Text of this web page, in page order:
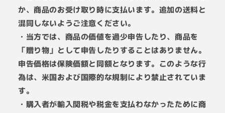
か、商品のお受け取り時に支払います。追加の送料と
混同しないようご注意ください。
・当方では、商品の価値を過少申告したり、商品を
「贈り物」として申告したりすることはありません。
申告価格は保険価額と同額となります。このような行
為は、米国および国際的な規制により禁止されていま
す。
・購入者が輸入関税や税金を支払わなかったために商